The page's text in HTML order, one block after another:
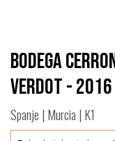
Bodega
Verdot -
Spanje | Murcia | K1